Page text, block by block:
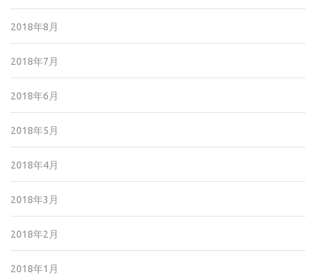
2018年8月
2018年7月
2018年6月
2018年5月
2018年4月
2018年3月
2018年2月
2018年1月